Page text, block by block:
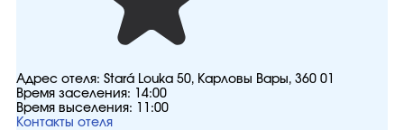
Адрес отеля: Stará Louka 50, Карловы Вары, 360 01
Время заселения:
14:00
Время выселения:
11:00
Контакты отеля